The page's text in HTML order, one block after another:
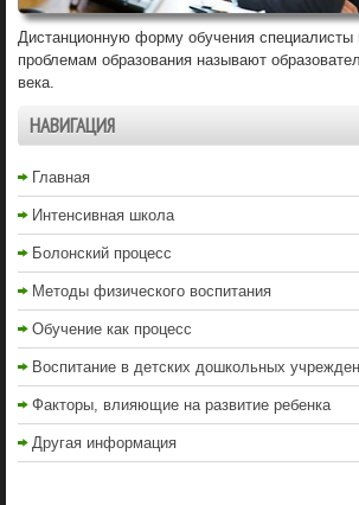
Дистанционную форму обучения специалисты
проблемам образования называют
века.
НАВИГАЦИЯ
Главная
Интенсивная школа
Болонский процесс
Методы физического воспитания
Обучение как процесс
Воспитание в детских дошкольных
Факторы, влияющие на развитие ребенка
Другая информация